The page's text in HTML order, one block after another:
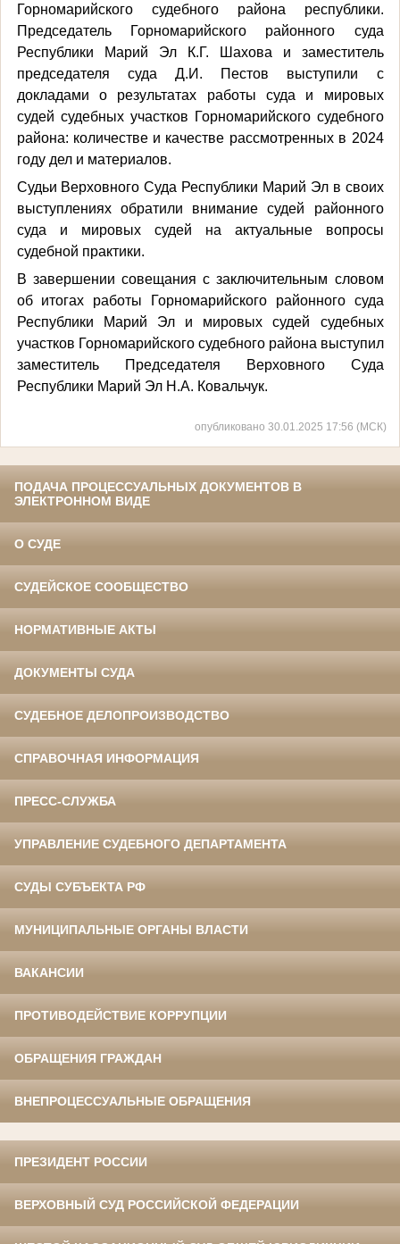
Горномарийского судебного района республики.
Председатель Горномарийского районного суда
Республики Марий Эл К.Г. Шахова и заместитель
председателя суда Д.И. Пестов выступили с
докладами о результатах работы суда и мировых
судей судебных участков Горномарийского судебного
района: количестве и качестве рассмотренных в 2024
году дел и материалов.
Судьи Верховного Суда Республики Марий Эл в своих
выступлениях обратили внимание судей районного
суда и мировых судей на актуальные вопросы
судебной практики.
В завершении совещания с заключительным словом
об итогах работы Горномарийского районного суда
Республики Марий Эл и мировых судей судебных
участков Горномарийского судебного района выступил
заместитель Председателя Верховного Суда
Республики Марий Эл Н.А. Ковальчук.
опубликовано 30.01.2025 17:56 (МСК)
ПОДАЧА ПРОЦЕССУАЛЬНЫХ ДОКУМЕНТОВ В
ЭЛЕКТРОННОМ ВИДЕ
О СУДЕ
СУДЕЙСКОЕ СООБЩЕСТВО
НОРМАТИВНЫЕ АКТЫ
ДОКУМЕНТЫ СУДА
СУДЕБНОЕ ДЕЛОПРОИЗВОДСТВО
СПРАВОЧНАЯ ИНФОРМАЦИЯ
ПРЕСС-СЛУЖБА
УПРАВЛЕНИЕ СУДЕБНОГО ДЕПАРТАМЕНТА
СУДЫ СУБЪЕКТА РФ
МУНИЦИПАЛЬНЫЕ ОРГАНЫ ВЛАСТИ
ВАКАНСИИ
ПРОТИВОДЕЙСТВИЕ КОРРУПЦИИ
ОБРАЩЕНИЯ ГРАЖДАН
ВНЕПРОЦЕССУАЛЬНЫЕ ОБРАЩЕНИЯ
ПРЕЗИДЕНТ РОССИИ
ВЕРХОВНЫЙ СУД РОССИЙСКОЙ ФЕДЕРАЦИИ